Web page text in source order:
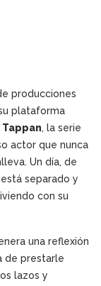
producciones
plataforma
, la serie
actor que nunca
Un día, de
separado y
con su
una reflexión
de prestarle
lazos y